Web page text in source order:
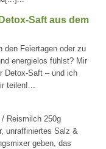
Saft aus dem
den Feiertagen oder zu
energielos fühlst? Mir
Detox-Saft – und ich
teilen!...
Reismilch 250g
unraffiniertes Salz &
geben, das